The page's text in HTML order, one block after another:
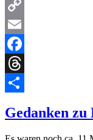
Copy
Link
Email
Facebook
Threads
Gedanken zu